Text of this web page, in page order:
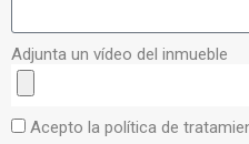
Adjunta un vídeo del inmueble
Acepto la política de